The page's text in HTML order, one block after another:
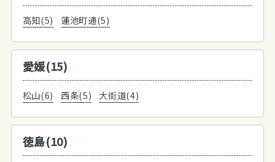
高知(5) 蓮池町通(5)
愛媛(15)
松山(6) 西条(5) 大街道(4)
徳島(10)